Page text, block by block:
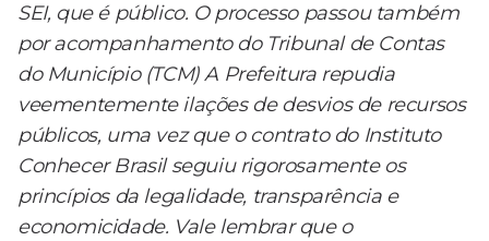
SEI, que é público. O processo passou também
por acompanhamento do Tribunal de Contas
do Município (TCM) A Prefeitura repudia
veementemente ilações de desvios de recursos
públicos, uma vez que o contrato do Instituto
Conhecer Brasil seguiu rigorosamente os
princípios da legalidade, transparência e
economicidade. Vale lembrar que o